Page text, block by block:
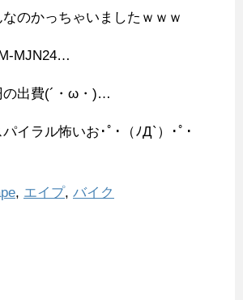
のかっちゃいましたｗｗｗ
MJN24…
の出費(´・ω・)…
パイラル怖いお･ﾟ･（ﾉД`）･ﾟ･
, エイプ, バイク